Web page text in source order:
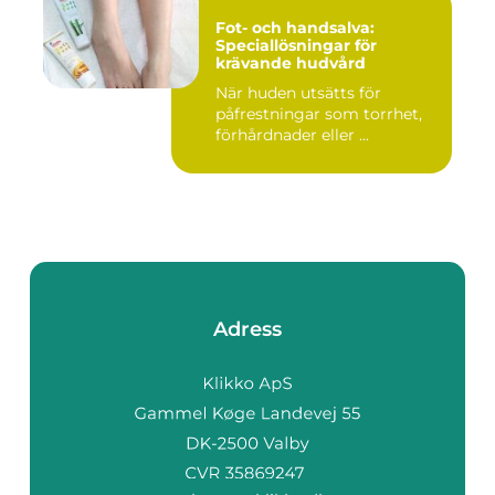
Fot- och handsalva:
Speciallösningar för
krävande hudvård
När huden utsätts för
påfrestningar som torrhet,
förhårdnader eller ...
Adress